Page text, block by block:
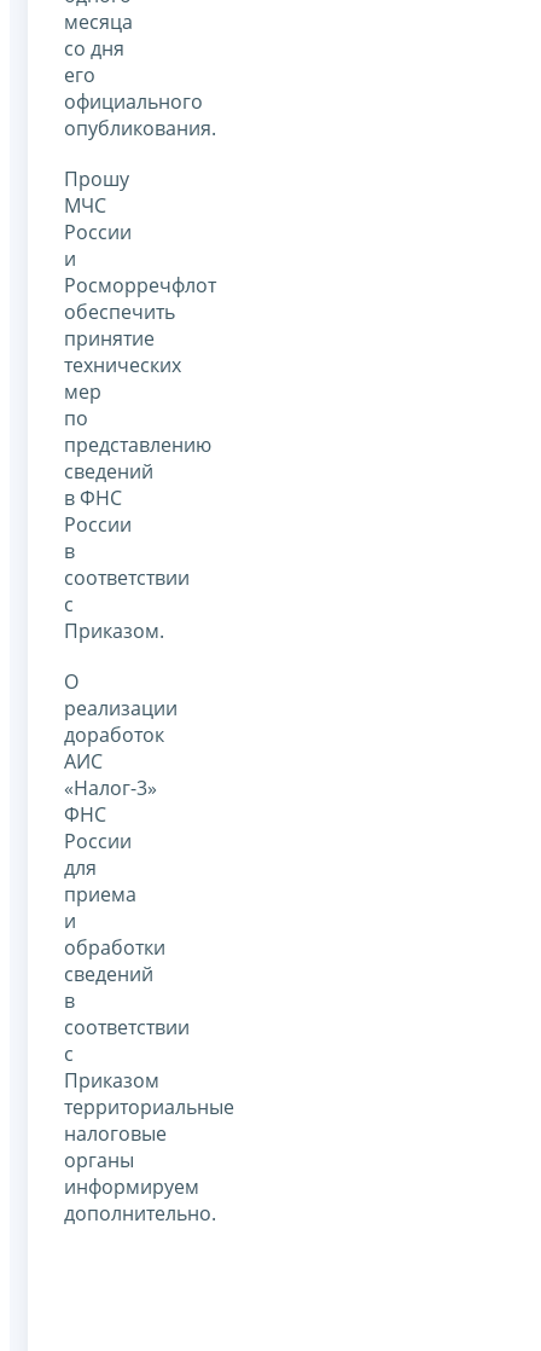
месяца
со дня
его
официального
опубликования.
Прошу
МЧС
России
и
Росморречфлот
обеспечить
принятие
технических
мер
по
представлению
сведений
в ФНС
России
в
соответствии
с
Приказом.
О
реализации
доработок
АИС
«Налог-3»
ФНС
России
для
приема
и
обработки
сведений
в
соответствии
с
Приказом
территориальные
налоговые
органы
информируем
дополнительно.